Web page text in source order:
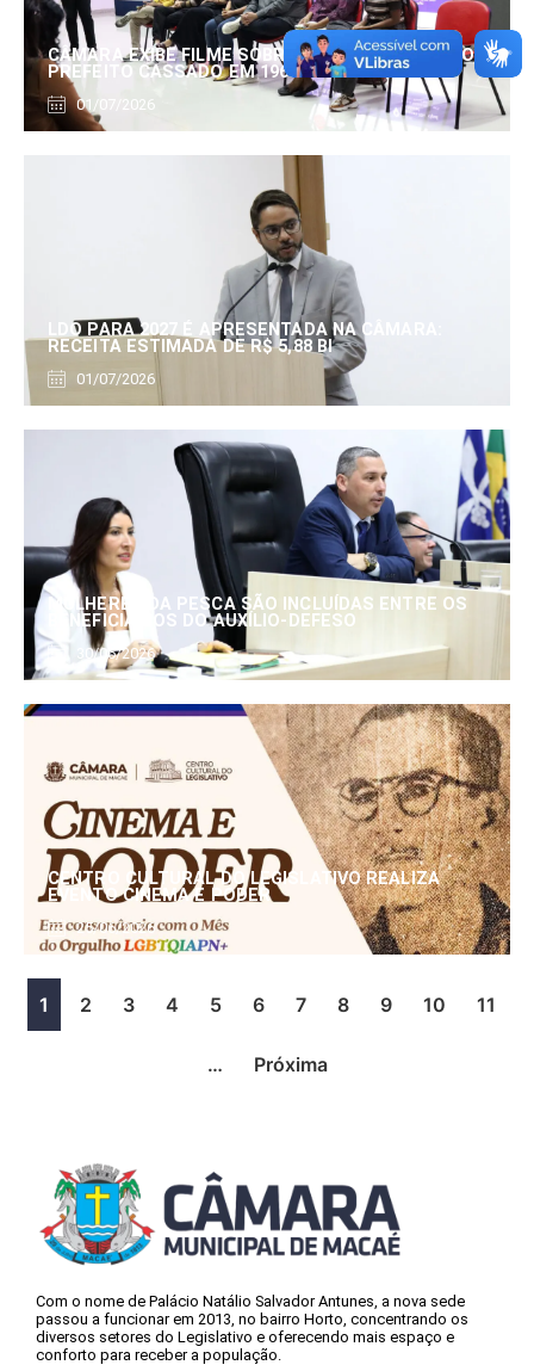
CÂMARA EXIBE FILME SOBRE EDUARDO SERRANO,
PREFEITO CASSADO EM 1960
01/07/2026
LDO PARA 2027 É APRESENTADA NA CÂMARA:
RECEITA ESTIMADA DE R$ 5,88 BI
01/07/2026
MULHERES DA PESCA SÃO INCLUÍDAS ENTRE OS
BENEFICIÁRIOS DO AUXÍLIO-DEFESO
30/06/2026
CENTRO CULTURAL DO LEGISLATIVO REALIZA
EVENTO CINEMA E PODER
25/06/2026
1 2 3 4 5 6 7 8 9 10 11
… Próxima
Com o nome de Palácio Natálio Salvador Antunes, a nova sede
passou a funcionar em 2013, no bairro Horto, concentrando os
diversos setores do Legislativo e oferecendo mais espaço e
conforto para receber a população.